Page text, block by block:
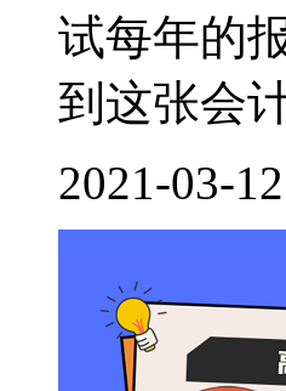
试每年的
到这张会
2021-03-12